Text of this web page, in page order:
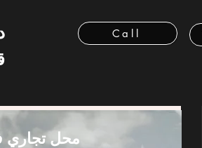
Call
محل تجاري